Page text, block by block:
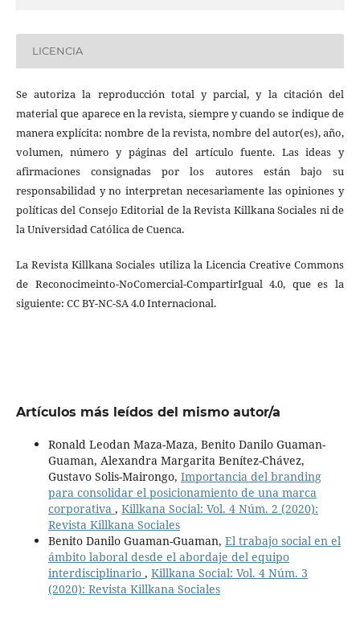
LICENCIA
Se autoriza la reproducción total y parcial, y la citación del
material que aparece en la revista, siempre y cuando se indique de
manera explícita: nombre de la revista, nombre del autor(es), año,
volumen, número y páginas del artículo fuente. Las ideas y
afirmaciones consignadas por los autores están bajo su
responsabilidad y no interpretan necesariamente las opiniones y
políticas del Consejo Editorial de la Revista Killkana Sociales ni de
la Universidad Católica de Cuenca.
La Revista Killkana Sociales utiliza la Licencia Creative Commons
de Reconocimeinto-NoComercial-CompartirIgual 4.0, que es la
siguiente: CC BY-NC-SA 4.0 Internacional.
Artículos más leídos del mismo autor/a
Ronald Leodan Maza-Maza, Benito Danilo Guaman-
Guaman, Alexandra Margarita Benítez-Chávez,
Gustavo Solis-Mairongo, Importancia del branding
para consolidar el posicionamiento de una marca
corporativa , Killkana Social: Vol. 4 Núm. 2 (2020):
Revista Killkana Sociales
Benito Danilo Guaman-Guaman, El trabajo social en el
ámbito laboral desde el abordaje del equipo
interdisciplinario , Killkana Social: Vol. 4 Núm. 3
(2020): Revista Killkana Sociales